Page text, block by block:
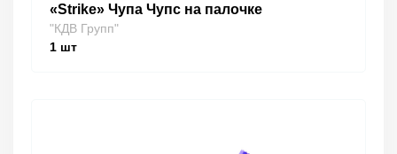
«Strike» Чупа Чупс на палочке
"КДВ Групп"
1 шт